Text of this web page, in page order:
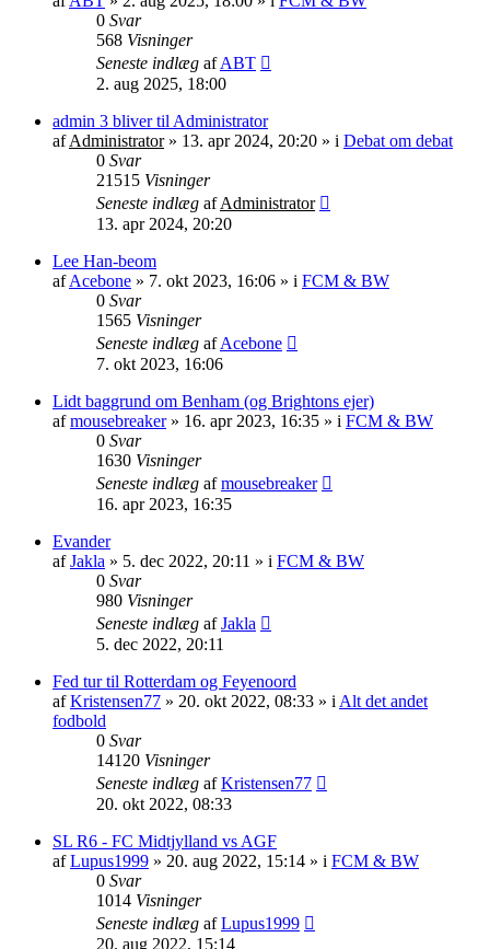
0 Svar
568 Visninger
Seneste indlæg afABT
2. aug 2025, 18:00
admin 3 bliver til Administrator
afAdministrator» 13. apr 2024, 20:20 » i Debat om debat
0 Svar
21515 Visninger
Seneste indlæg afAdministrator
13. apr 2024, 20:20
Lee Han-beom
afAcebone » 7. okt 2023, 16:06 » i FCM & BW
0 Svar
1565 Visninger
Seneste indlæg afAcebone
7. okt 2023, 16:06
Lidt baggrund om Benham (og Brightons ejer)
afmousebreaker» 16. apr 2023, 16:35 » i FCM & BW
0 Svar
1630 Visninger
Seneste indlæg afmousebreaker
16. apr 2023, 16:35
Evander
afJakla » 5. dec 2022, 20:11 » i FCM & BW
0 Svar
980 Visninger
Seneste indlæg afJakla
5. dec 2022, 20:11
Fed tur til Rotterdam og Feyenoord
afKristensen77 » 20. okt 2022, 08:33 » i Alt det andet
fodbold
0 Svar
14120 Visninger
Seneste indlæg afKristensen77
20. okt 2022, 08:33
SL R6 - FC Midtjylland vs AGF
afLupus1999 » 20. aug 2022, 15:14 » i FCM & BW
0 Svar
1014 Visninger
Seneste indlæg afLupus1999
20. aug 2022, 15:14